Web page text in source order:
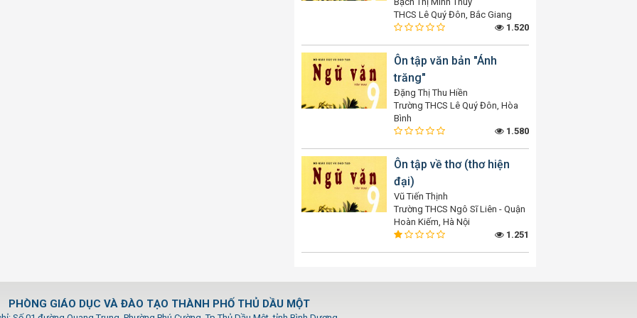
THCS Lê Quý Đôn, Bắc Giang
1.520
Ôn tập văn bản "Ánh
trăng"
Đặng Thị Thu Hiền
Trường THCS Lê Quý Đôn, Hòa
Bình
1.580
Ôn tập về thơ (thơ hiện
đại)
Vũ Tiến Thịnh
Trường THCS Ngô Sĩ Liên - Quận
Hoàn Kiếm, Hà Nội
1.251
PHÒNG GIÁO DỤC VÀ ĐÀO TẠO THÀNH PHỐ THỦ DẦU MỘT